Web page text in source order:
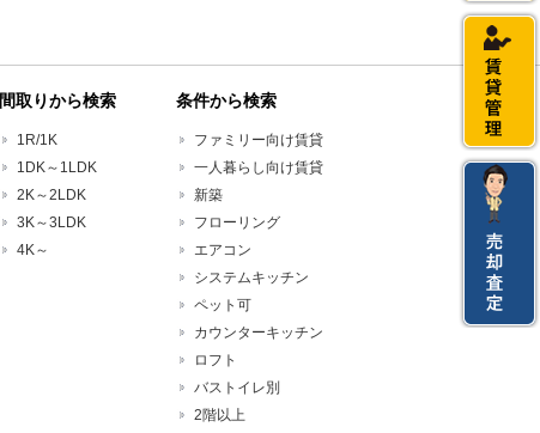
間取りから検索
1R/1K
1DK～1LDK
2K～2LDK
3K～3LDK
4K～
条件から検索
ファミリー向け賃貸
一人暮らし向け賃貸
新築
フローリング
エアコン
システムキッチン
ペット可
カウンターキッチン
ロフト
バストイレ別
2階以上